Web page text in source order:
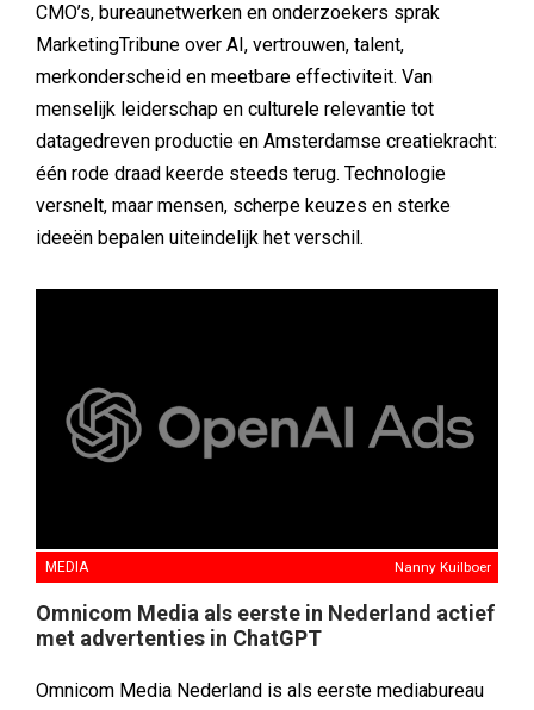
CMO’s, bureaunetwerken en onderzoekers sprak
MarketingTribune over AI, vertrouwen, talent,
merkonderscheid en meetbare effectiviteit. Van
menselijk leiderschap en culturele relevantie tot
datagedreven productie en Amsterdamse creatiekracht:
één rode draad keerde steeds terug. Technologie
versnelt, maar mensen, scherpe keuzes en sterke
ideeën bepalen uiteindelijk het verschil.
MEDIA Nanny Kuilboer
Omnicom Media als eerste in Nederland actief
met advertenties in ChatGPT
Omnicom Media Nederland is als eerste mediabureau